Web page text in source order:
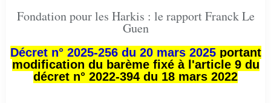
Fondation pour les Harkis : le rapport Franck Le
Guen
Décret n° 2025-256 du 20 mars 2025portant
modification du barème fixé à l'article 9 du
décret n° 2022-394 du 18 mars 2022